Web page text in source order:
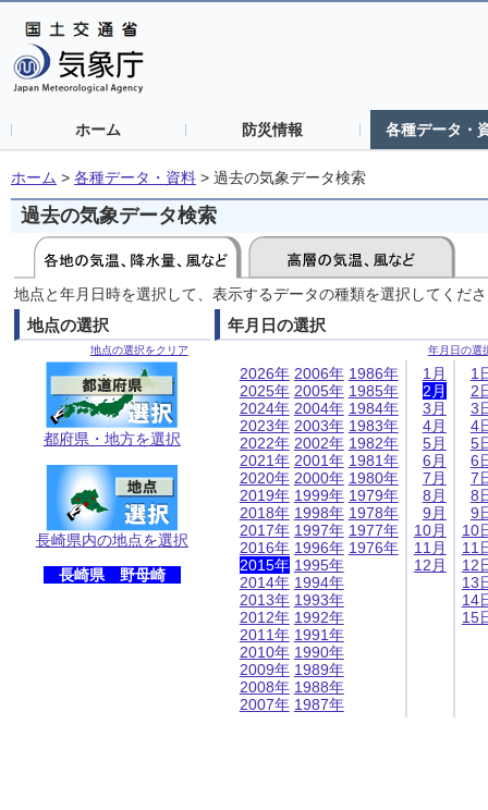
ホーム 防災情報 各種データ・
ホーム > 各種データ・資料 > 過去の気象データ検索
過去の気象データ検索
地点と年月日時を選択して、表示するデータの種類を選択してくだ
地点の選択
地点の選択をクリア
都府県・地方を選択
長崎県内の地点を選択
長崎県 野母崎
年月日の選択
年月日の選
2026年
2025年
2024年
2023年
2022年
2021年
2020年
2019年
2018年
2017年
2016年
2015年
2014年
2013年
2012年
2011年
2010年
2009年
2008年
2007年
2006年
2005年
2004年
2003年
2002年
2001年
2000年
1999年
1998年
1997年
1996年
1995年
1994年
1993年
1992年
1991年
1990年
1989年
1988年
1987年
1986年
1985年
1984年
1983年
1982年
1981年
1980年
1979年
1978年
1977年
1976年
1月
2月
3月
4月
5月
6月
7月
8月
9月
10月
11月
12月
1
2
3
4
5
6
7
8
9
10
11
12
13
14
15